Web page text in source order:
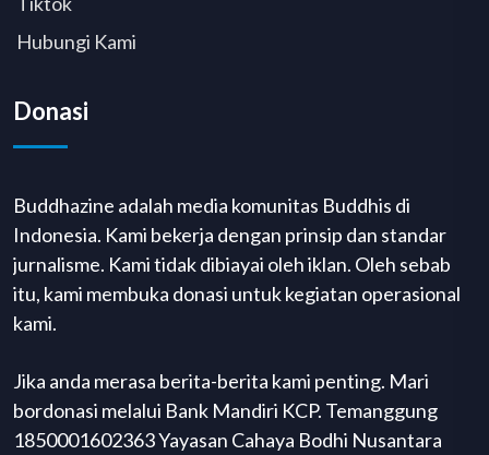
Hubungi Kami
Donasi
Buddhazine adalah media komunitas Buddhis di
Indonesia. Kami bekerja dengan prinsip dan standar
jurnalisme. Kami tidak dibiayai oleh iklan. Oleh sebab
itu, kami membuka donasi untuk kegiatan operasional
kami.
Jika anda merasa berita-berita kami penting. Mari
bordonasi melalui Bank Mandiri KCP. Temanggung
1850001602363 Yayasan Cahaya Bodhi Nusantara